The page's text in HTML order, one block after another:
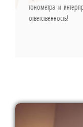
тонометра и
ответственность!